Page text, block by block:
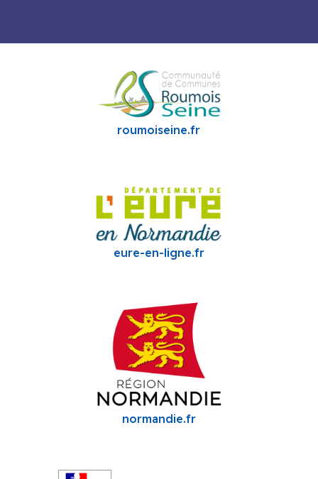
roumoiseine.fr
eure-en-ligne.fr
normandie.fr